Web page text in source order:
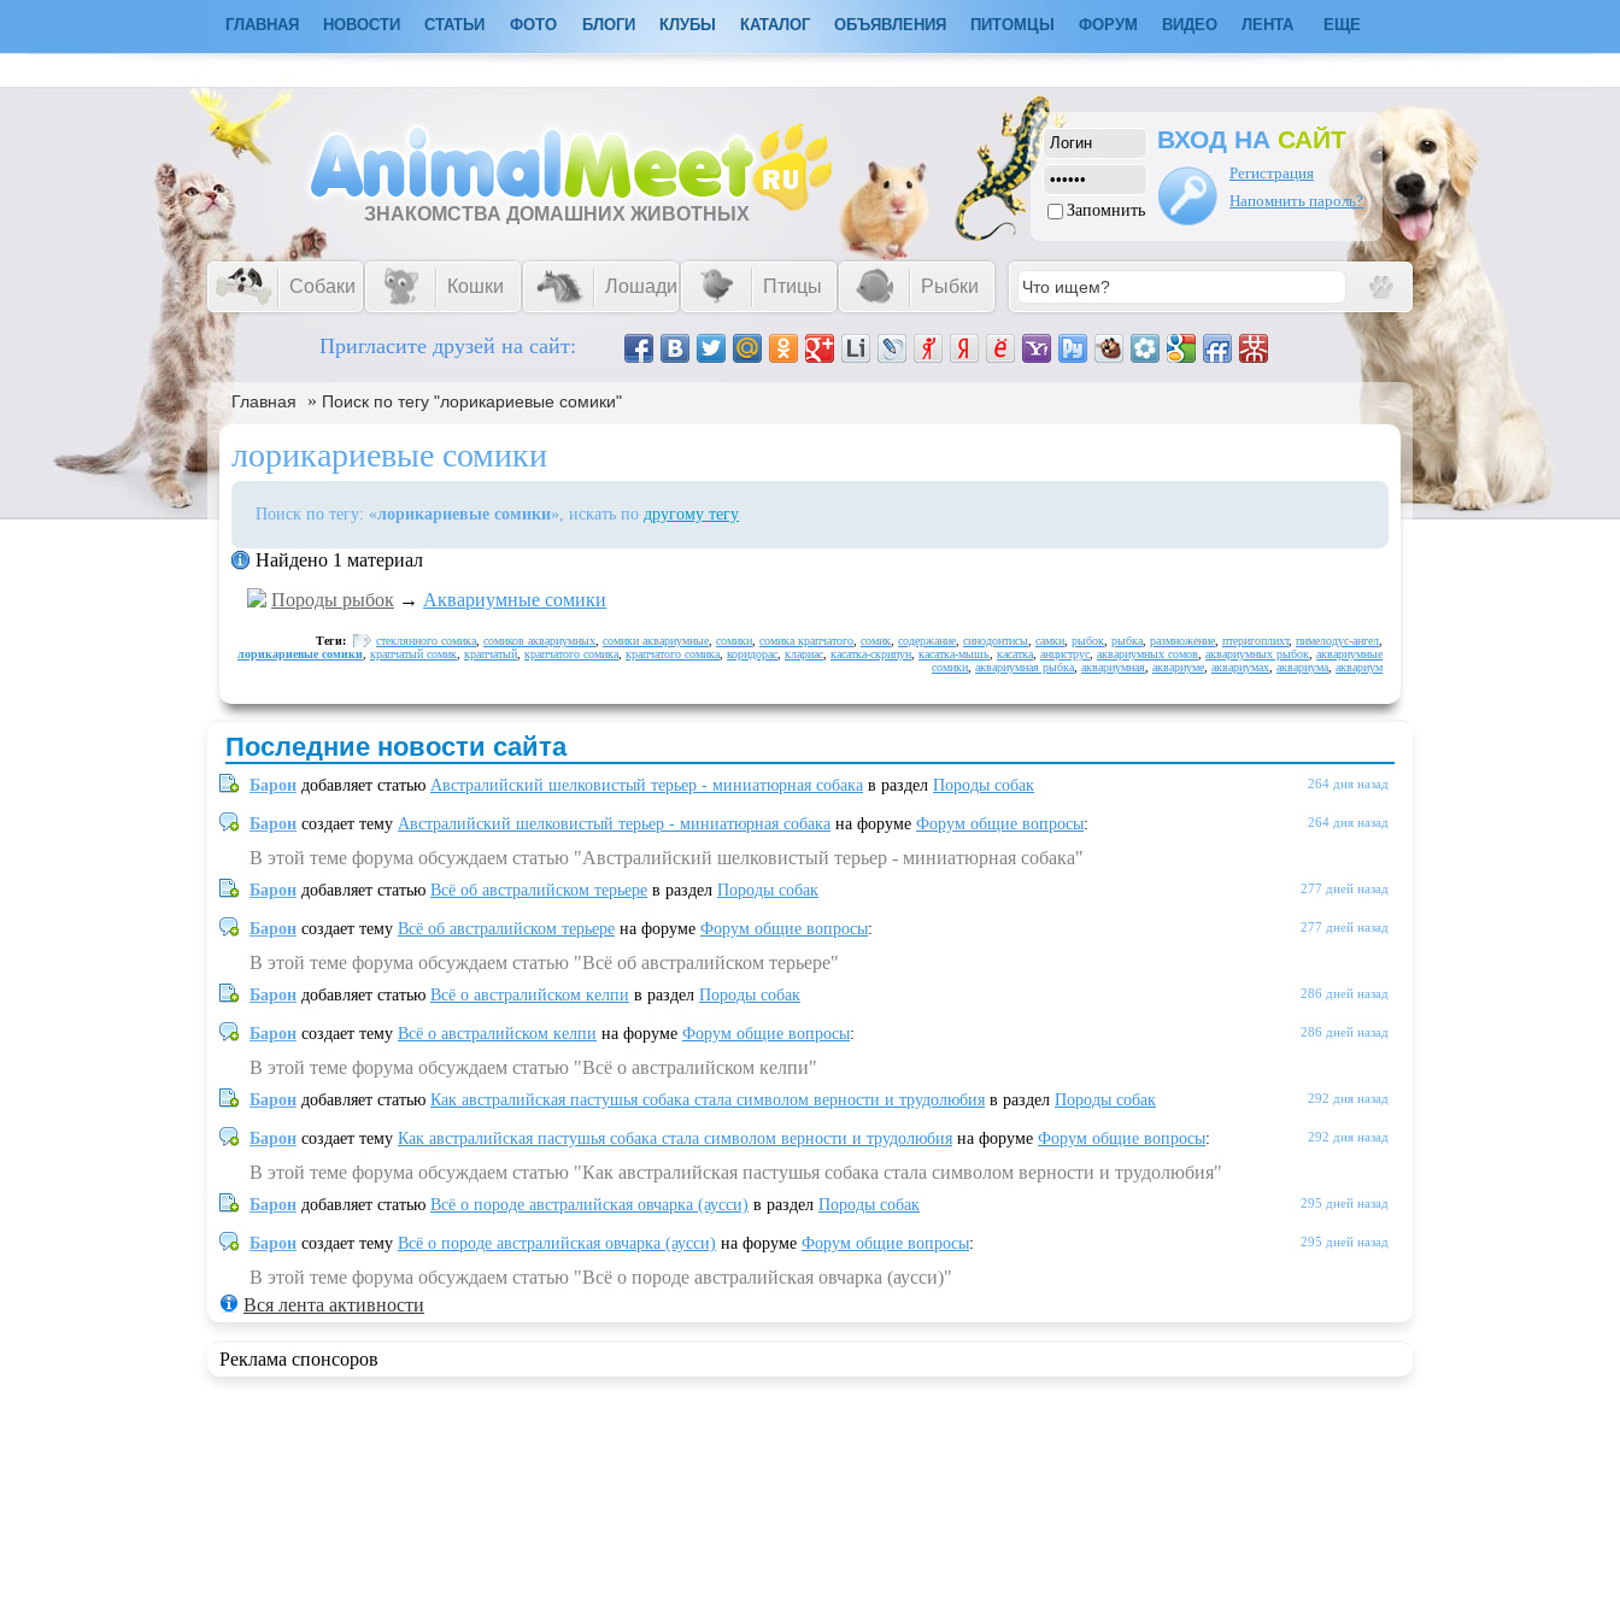
ГЛАВНАЯ НОВОСТИ СТАТЬИ ФОТО БЛОГИ КЛУБЫ КАТАЛОГ ОБЪЯВЛЕНИЯ ПИТОМЦЫ ФОРУМ ВИДЕО ЛЕНТА ЕЩЕ
ЗНАКОМСТВА ДОМАШНИХ ЖИВОТНЫХ Запомнить
ВХОД НА САЙТ
Регистрация
Напомнить пароль?
Собаки Кошки Лошади Птицы Рыбки
Пригласите друзей на сайт:
Главная » Поиск по тегу "лорикариевые сомики"
лорикариевые сомики
Поиск по тегу: «лорикариевые сомики», искать по другому тегу
Найдено 1 материал
Породы рыбок → Аквариумные сомики
Теги: стеклянного сомика сомиков аквариумных сомики аквариумные сомики сомика крапчатого сомик содержание синодонтисы самки рыбок рыбка размножение птеригоплихт, пимелодус-ангел
лорикариевые сомики крапчатый сомик крапчатый крапчатого сомика крапчатого сомика коридорас клариас касатка-скрипун касатка-мышь касатка анциструс аквариумных сомов аквариумных рыбок аквариумные
сомики аквариумная рыбка аквариумная аквариуме аквариумах аквариума аквариум
Последние новости сайта
264 дня назад
Барон добавляет статью Австралийский шелковистый терьер - миниатюрная собака в раздел Породы собак
264 дня назад
Барон создает тему Австралийский шелковистый терьер - миниатюрная собака на форуме Форум общие вопросы:
В этой теме форума обсуждаем статью "Австралийский шелковистый терьер - миниатюрная собака"
277 дней назад
Барон добавляет статью Всё об австралийском терьере в раздел Породы собак
277 дней назад
Барон создает тему Всё об австралийском терьере на форуме Форум общие вопросы:
В этой теме форума обсуждаем статью "Всё об австралийском терьере"
286 дней назад
Барон добавляет статью Всё о австралийском келпи в раздел Породы собак
286 дней назад
Барон создает тему Всё о австралийском келпи на форуме Форум общие вопросы:
В этой теме форума обсуждаем статью "Всё о австралийском келпи"
292 дня назад
Барон добавляет статью Как австралийская пастушья собака стала символом верности и трудолюбия в раздел Породы собак
292 дня назад
Барон создает тему Как австралийская пастушья собака стала символом верности и трудолюбия на форуме Форум общие вопросы:
В этой теме форума обсуждаем статью "Как австралийская пастушья собака стала символом верности и трудолюбия"
295 дней назад
Барон добавляет статью Всё о породе австралийская овчарка (аусси) в раздел Породы собак
295 дней назад
Барон создает тему Всё о породе австралийская овчарка (аусси) на форуме Форум общие вопросы:
В этой теме форума обсуждаем статью "Всё о породе австралийская овчарка (аусси)"
Вся лента активности
Реклама спонсоров